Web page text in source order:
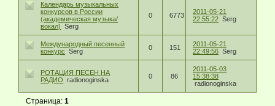
Календарь музыкальных
конкурсов в России
(академическая музыка/
вокал)
Serg
0 6773
2011-05-21
22:55:22 Serg
Международный песенный
конкурс
Serg 0 151
2011-05-21
22:49:56 Serg
РОТАЦИЯ ПЕСЕН НА
РАДИО
radionoginska 0 86
2011-05-03
15:38:38
radionoginska
Страница:1